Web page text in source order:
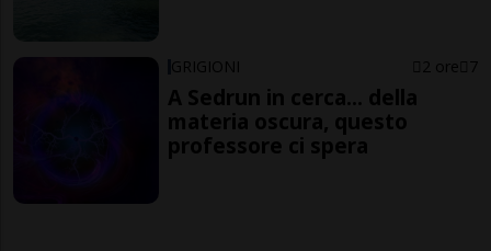
GRIGIONI 2 ore 7
A Sedrun in cerca... della
materia oscura, questo
professore ci spera